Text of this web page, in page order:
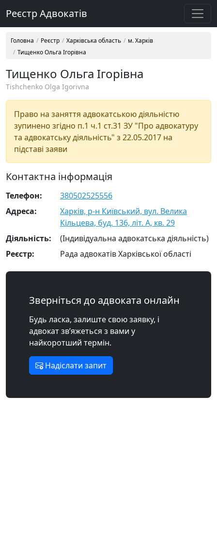
Реєстр Адвокатів
Головна Реєстр Харківська область
м. Харків
Тищенко Ольга Ігорівна
Тищенко Ольга Ігорівна
Tishchenko Olga Igorivna
Право на заняття адвокатською діяльністю
зупинено згідно п.1 ч.1 ст.31 ЗУ "Про адвокатуру
та адвокатську діяльність" з 22.05.2017 на
підставі заяви
Контактна інформація
Телефон:
380502525556
Адреса:
Харків, р-н Київський, вул. Велика
Кільцева, буд. 136, літ. А, кв. 29
Діяльність:
(Індивідуальна адвокатська діяльність)
Реєстр:
Рада адвокатів Харківської області
Зверніться до адвоката онлайн
Будь ласка, залиште свою заявку, і
адвокат зв’яжеться з вами у
найкоротший термін.
Надіслати запит